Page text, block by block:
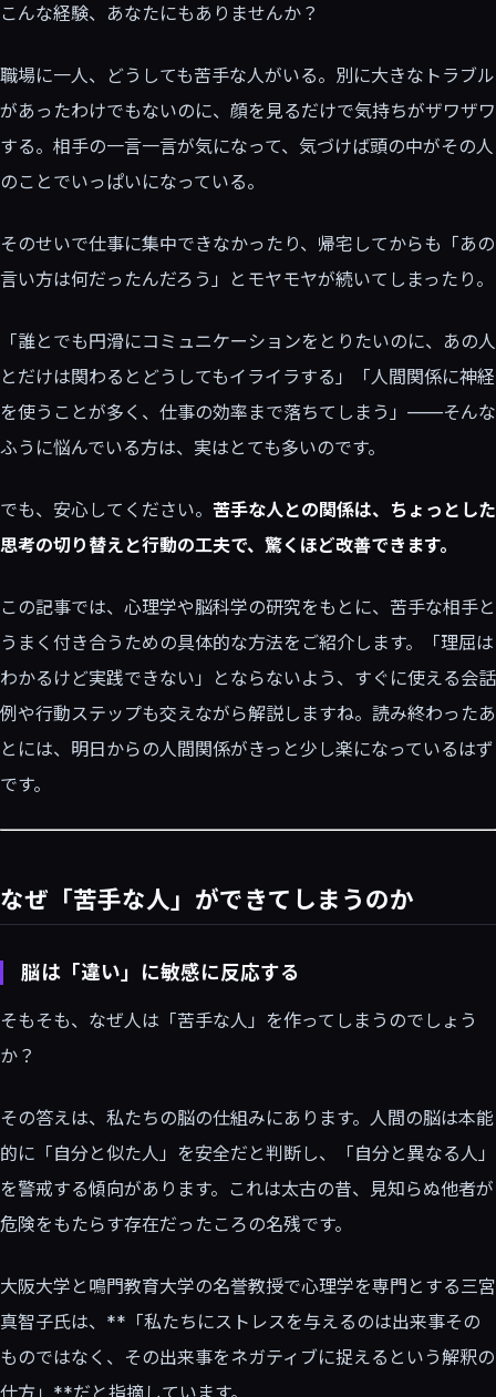
こんな経験、あなたにもありませんか？
職場に一人、どうしても苦手な人がいる。別に大きなトラブル
があったわけでもないのに、顔を見るだけで気持ちがザワザワ
する。相手の一言一言が気になって、気づけば頭の中がその人
のことでいっぱいになっている。
そのせいで仕事に集中できなかったり、帰宅してからも「あの
言い方は何だったんだろう」とモヤモヤが続いてしまったり。
「誰とでも円滑にコミュニケーションをとりたいのに、あの人
とだけは関わるとどうしてもイライラする」「人間関係に神経
を使うことが多く、仕事の効率まで落ちてしまう」——そんな
ふうに悩んでいる方は、実はとても多いのです。
でも、安心してください。 苦手な人との関係は、ちょっとした
思考の切り替えと行動の工夫で、驚くほど改善できます。
この記事では、心理学や脳科学の研究をもとに、苦手な相手と
うまく付き合うための具体的な方法をご紹介します。「理屈は
わかるけど実践できない」とならないよう、すぐに使える会話
例や行動ステップも交えながら解説しますね。読み終わったあ
とには、明日からの人間関係がきっと少し楽になっているはず
です。
なぜ「苦手な人」ができてしまうのか
脳は「違い」に敏感に反応する
そもそも、なぜ人は「苦手な人」を作ってしまうのでしょう
か？
その答えは、私たちの脳の仕組みにあります。人間の脳は本能
的に「自分と似た人」を安全だと判断し、「自分と異なる人」
を警戒する傾向があります。これは太古の昔、見知らぬ他者が
危険をもたらす存在だったころの名残です。
大阪大学と鳴門教育大学の名誉教授で心理学を専門とする三宮
真智子氏は、**「私たちにストレスを与えるのは出来事その
ものではなく、その出来事をネガティブに捉えるという解釈の